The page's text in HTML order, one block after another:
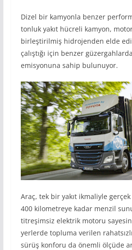
Dizel bir kamyonla benzer
tonluk yakıt hücreli kamyon,
birleştirilmiş hidrojenden elde
çalıştığı için benzer
emisyonuna sahip bulunuyor.
Araç, tek bir yakıt ikmaliyle
400 kilometreye kadar menzil
titreşimsiz elektrik motoru
yerlerde topluma verilen
sürüş konforu da önemli ölçüde